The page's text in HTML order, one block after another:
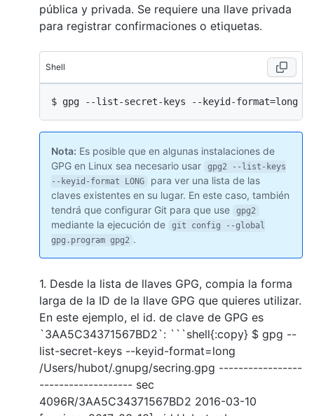
pública y privada. Se requiere una llave privada
para registrar confirmaciones o etiquetas.
Shell
$ gpg --list-secret-keys --keyid-format=long
Nota: Es posible que en algunas instalaciones de
GPG en Linux sea necesario usar
gpg2 --list-keys
--keyid-format LONG
para ver una lista de las
claves existentes en su lugar. En este caso, también
tendrá que configurar Git para que use
gpg2
mediante la ejecución de
git config --global
gpg.program gpg2 .
1. Desde la lista de llaves GPG, compia la forma
larga de la ID de la llave GPG que quieres utilizar.
En este ejemplo, el id. de clave de GPG es
`3AA5C34371567BD2`: ```shell{:copy} $ gpg --
list-secret-keys --keyid-format=long
/Users/hubot/.gnupg/secring.gpg -----------------
------------------- sec
4096R/3AA5C34371567BD2 2016-03-10